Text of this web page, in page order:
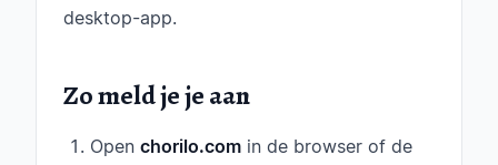
desktop-app.
Zo meld je je aan
Open chorilo.com in de browser of de